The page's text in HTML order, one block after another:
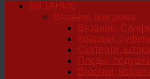
ВЯЗАНИЕ
Вязание для дома
Вязание.
Коврики,
Скатерти,
Пледы,
Вазочки,